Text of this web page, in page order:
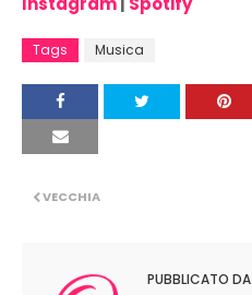
Tags Musica
VECCHIA
PUBBLICATO DA